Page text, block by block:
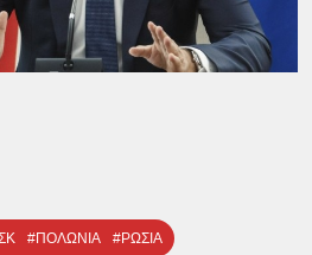
#ΠΟΛΩΝΙΑ #ΡΩΣΙΑ